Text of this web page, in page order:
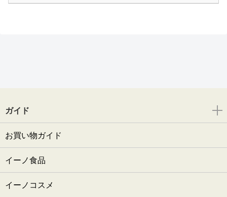
ガイド
お買い物ガイド
イーノ食品
イーノコスメ